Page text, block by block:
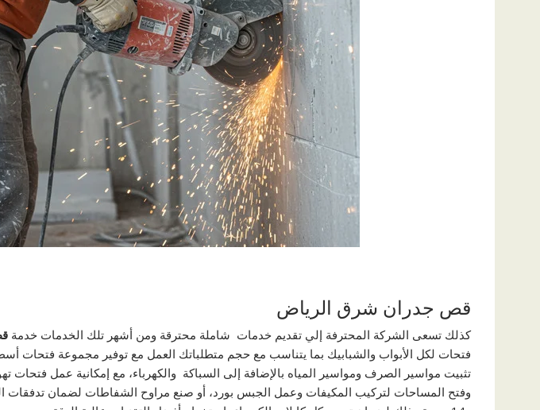
قص جدران شرق الرياض
كذلك تسعى الشركة المحترفة إلي تقديم خدمات شاملة محترقة ومن أشهر تلك الخدمات خدمة
فتحات لكل الأبواب والشبابيك بما يتناسب مع حجم متطلباتك العمل مع توفير مجموعة فتحات
تثبيت مواسير الصرف ومواسير المياه بالإضافة إلى السباكة والكهرباء، مع إمكانية عمل فتحات
وفتح المساحات لتركيب المكيفات وعمل الجبس بورد، أو صنع مراوح الشفاطات لضمان تدفقات